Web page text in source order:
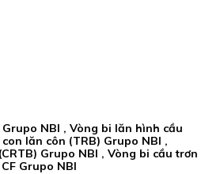
NBI , Vòng bi lăn hình cầu
lăn côn (TRB) Grupo NBI ,
Grupo NBI , Vòng bi cầu trơn
Grupo NBI